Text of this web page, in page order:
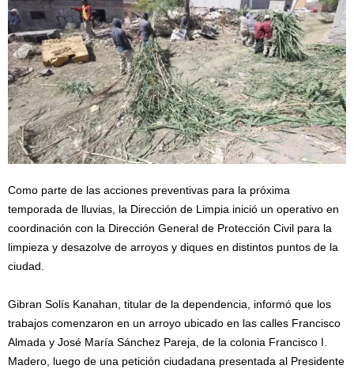
Como parte de las acciones preventivas para la próxima
temporada de lluvias, la Dirección de Limpia inició un operativo en
coordinación con la Dirección General de Protección Civil para la
limpieza y desazolve de arroyos y diques en distintos puntos de la
ciudad.
Gibran Solís Kanahan, titular de la dependencia, informó que los
trabajos comenzaron en un arroyo ubicado en las calles Francisco
Almada y José María Sánchez Pareja, de la colonia Francisco I.
Madero, luego de una petición ciudadana presentada al Presidente